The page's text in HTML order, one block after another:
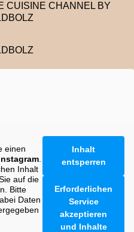
CUISINE CHANNEL BY
einen
Inhalt
auf die
Bitte
Daten
Inhalt
entsperren
Erforderlichen
Service
akzeptieren
und Inhalte